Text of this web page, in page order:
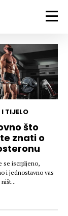
I TIJELO
što
znati o
se iscrpljeno,
i jednostavno vas
ništ...